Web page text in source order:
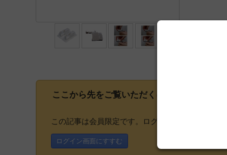
ここから先をご覧いただくには、
この記事は会員限定です。ログインまたはご登録
ログイン画面にすすむ